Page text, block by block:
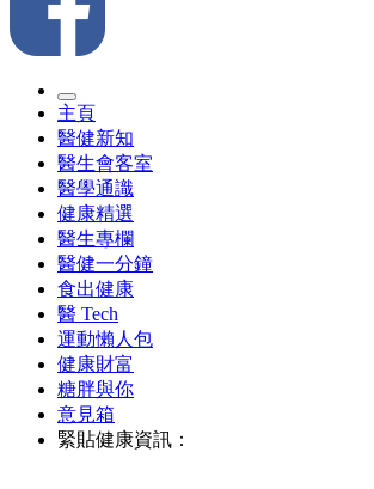
主頁
醫健新知
醫生會客室
醫學通識
健康精選
醫生專欄
醫健一分鐘
食出健康
醫 Tech
運動懶人包
健康財富
糖胖與你
意見箱
緊貼健康資訊：